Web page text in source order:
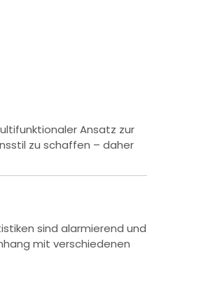
Ansatz zur
zu schaffen – daher
sind alarmierend und
mit verschiedenen